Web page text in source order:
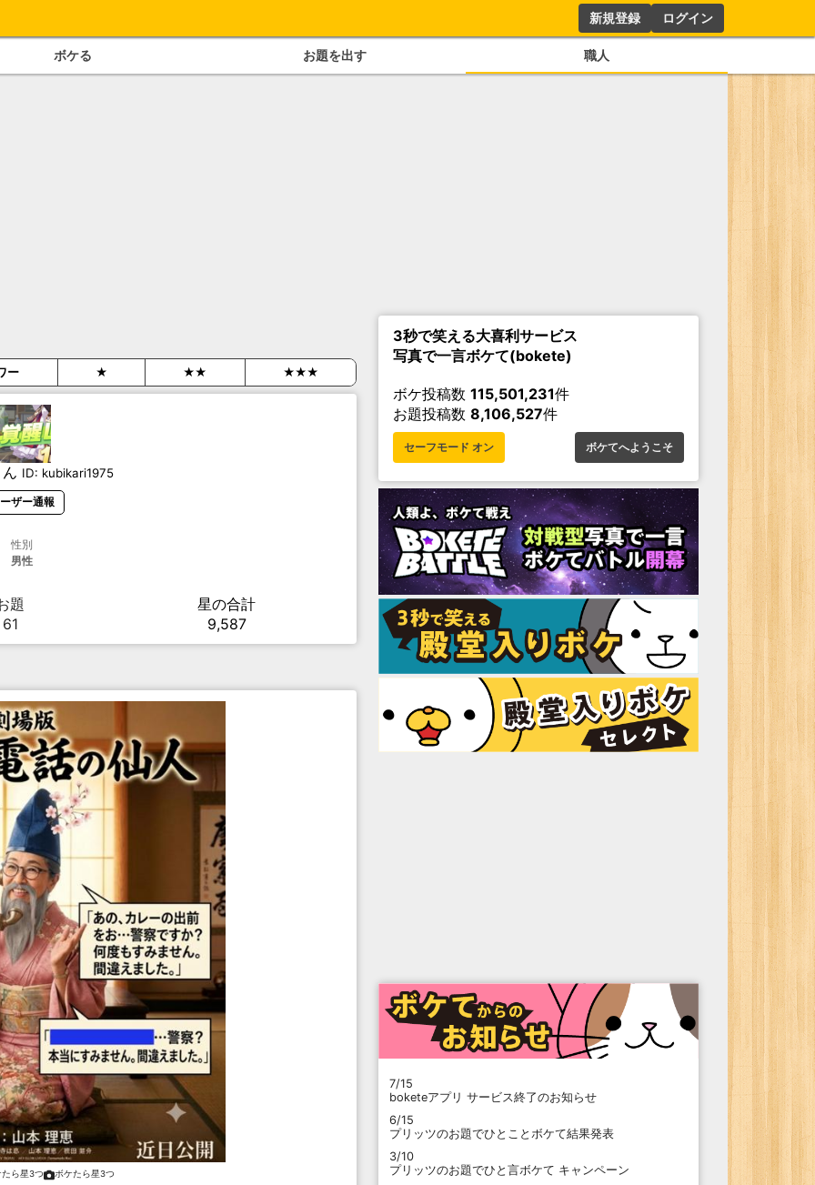
新規登録 ログイン
ボケる お題を出す 職人
ー ★ ★★ ★★★
ID: kubikari1975
ザー通報
性別
男性
題
61
星の合計
9,587
たら星3つ ボケたら星3つ
3秒で笑える大喜利サービス
写真で一言ボケて(bokete)
ボケ投稿数 115,501,231件
お題投稿数 8,106,527件
セーフモード オン ボケてへようこそ
7/15
boketeアプリ サービス終了のお知らせ
6/15
プリッツのお題でひとことボケて結果発表
3/10
プリッツのお題でひと言ボケて キャンペーン